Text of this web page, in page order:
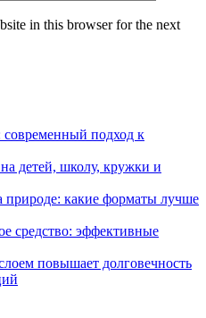
in this browser for the next
современный подход к
детей, школу, кружки и
природе: какие форматы лучше
средство: эффективные
повышает долговечность